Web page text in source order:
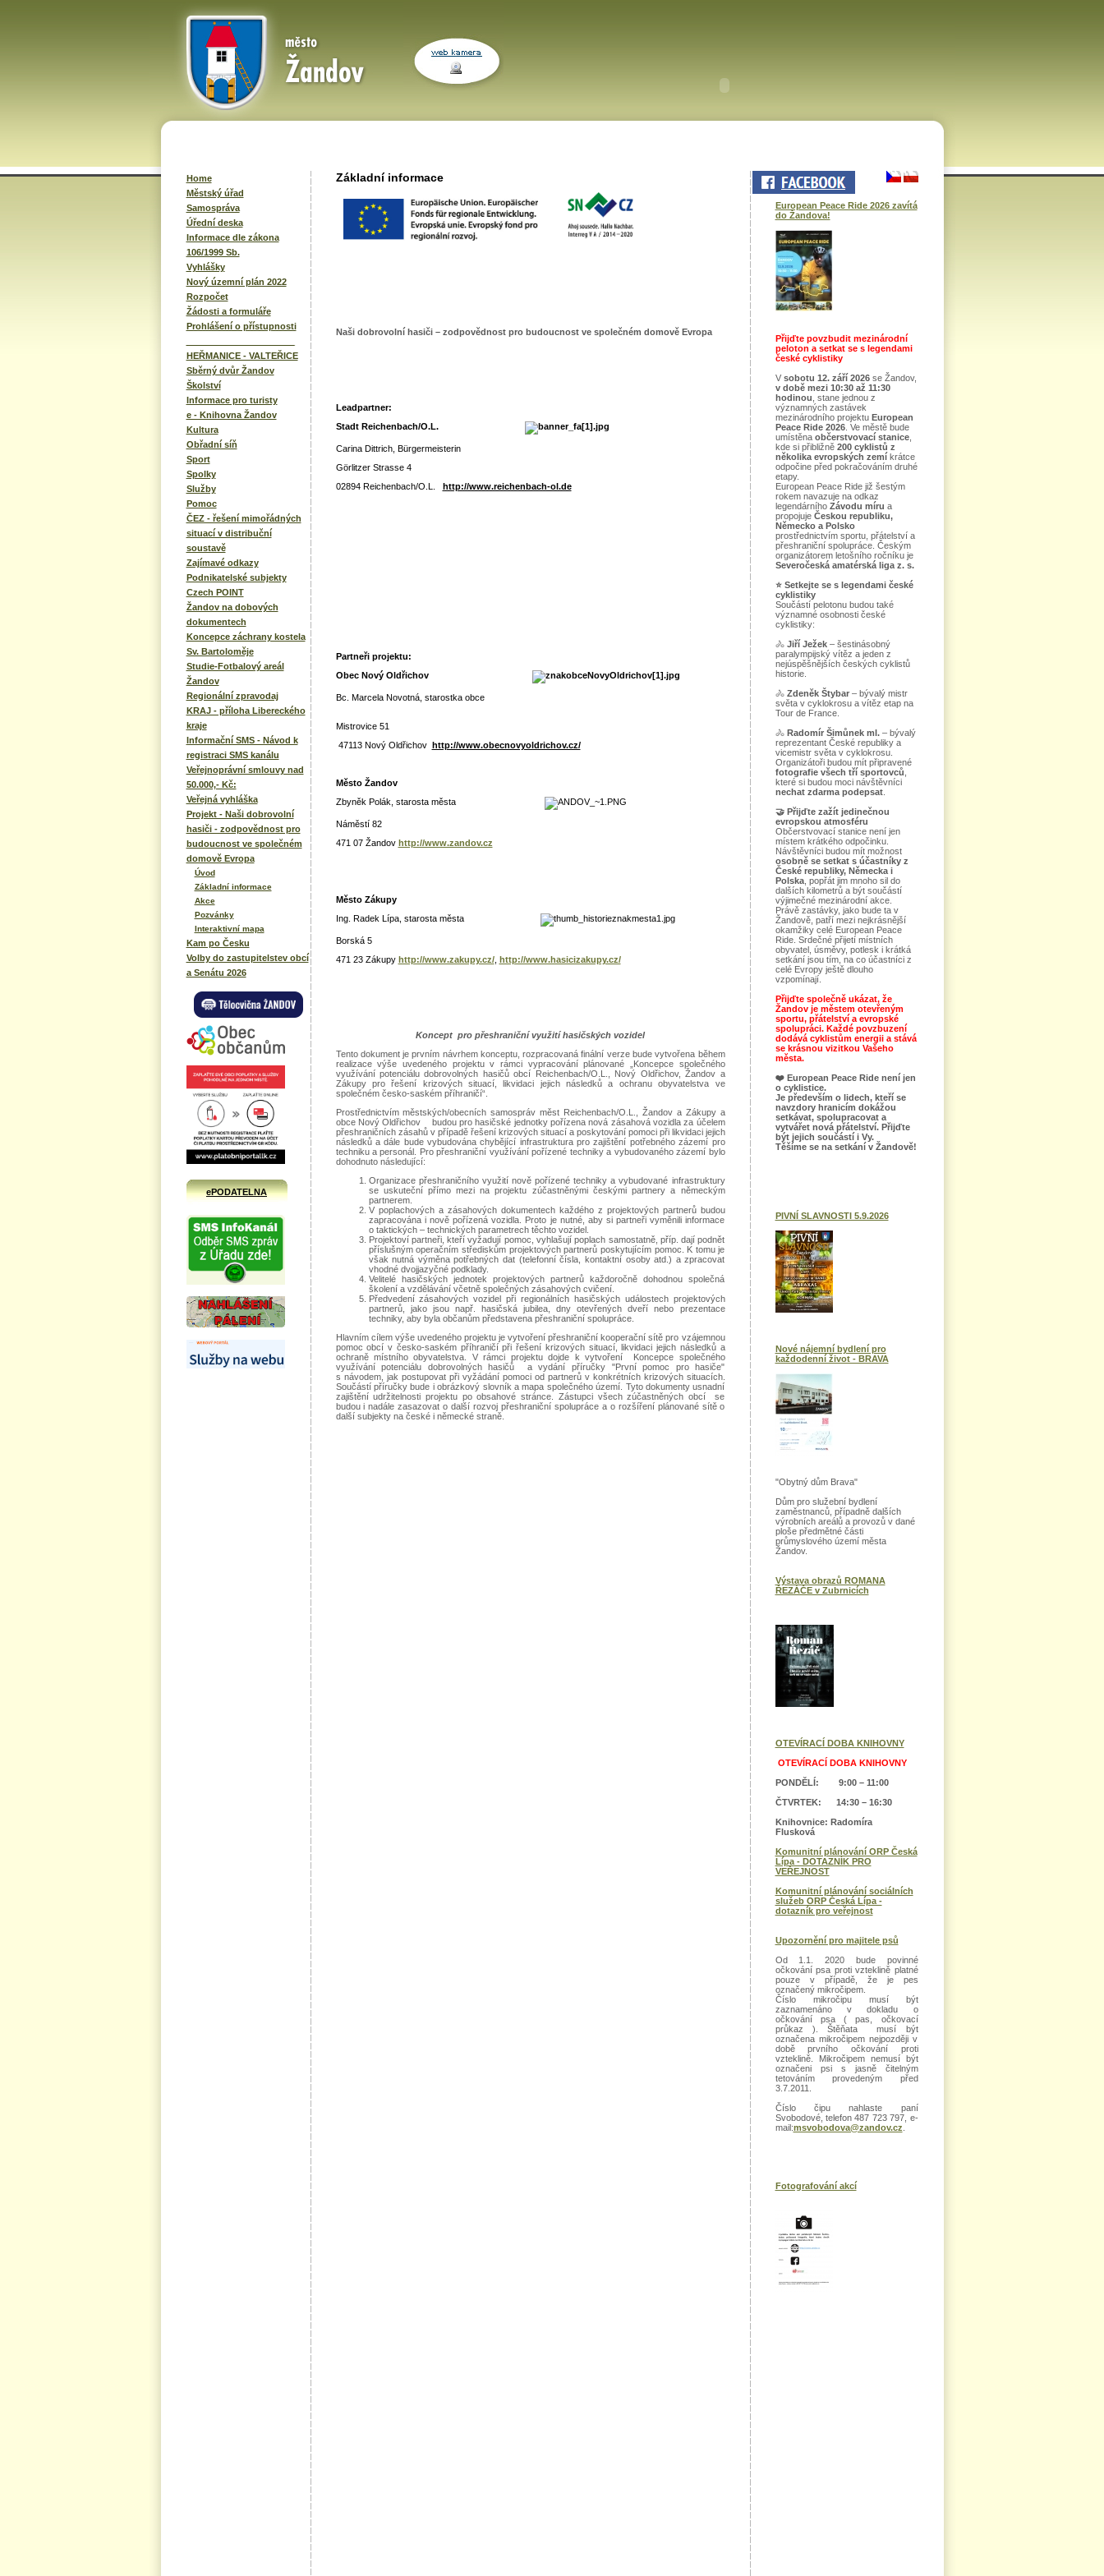
Home
Městský úřad
Samospráva
Úřední deska
Informace dle zákona
106/1999 Sb.
Vyhlášky
Nový územní plán 2022
Rozpočet
Žádosti a formuláře
Prohlášení o přístupnosti
HEŘMANICE - VALTEŘICE
Sběrný dvůr Žandov
Školství
Informace pro turisty
e - Knihovna Žandov
Kultura
Obřadní síň
Sport
Spolky
Služby
Pomoc
ČEZ - řešení mimořádných
situací v distribuční
soustavě
Zajímavé odkazy
Podnikatelské subjekty
Czech POINT
Žandov na dobových
dokumentech
Koncepce záchrany kostela
Sv. Bartoloměje
Studie-Fotbalový areál
Žandov
Regionální zpravodaj
KRAJ - příloha Libereckého
kraje
Informační SMS - Návod k
registraci SMS kanálu
Veřejnoprávní smlouvy nad
50.000,- Kč:
Veřejná vyhláška
Projekt - Naši dobrovolní
hasiči - zodpovědnost pro
budoucnost ve společném
domově Evropa
Úvod
Základní informace
Akce
Pozvánky
Interaktivní mapa
Kam po Česku
Volby do zastupitelstev obcí
a Senátu 2026
ePODATELNA
European Peace Ride 2026 zavítá
do Žandova!
Přijďte povzbudit mezinárodní
peloton a setkat se s legendami
české cyklistiky
V sobotu 12. září 2026se Žandov,
v době mezi 10:30 až 11:30
hodinou , stane jednou z
významných zastávek
mezinárodního projektu European
Peace Ride 2026. Ve městě bude
umístěna občerstvovací stanice,
kde si přibližně 200 cyklistů z
několika evropských zemíkrátce
odpočine před pokračováním druhé
etapy.
European Peace Ride již šestým
rokem navazuje na odkaz
legendárního Závodu míru a
propojuje Českou republiku,
Německo a Polsko
prostřednictvím sportu, přátelství a
přeshraniční spolupráce. Českým
organizátorem letošního ročníku je
Severočeská amatérská liga z. s.
⭐Setkejte se s legendami české
cyklistiky
Součástí pelotonu budou také
významné osobnosti české
cyklistiky:
🚴 Jiří Ježek– šestinásobný
paralympijský vítěz a jeden z
nejúspěšnějších českých cyklistů
historie.
🚴 Zdeněk Štybar– bývalý mistr
světa v cyklokrosu a vítěz etap na
Tour de France.
🚴 Radomír Šimůnek ml.– bývalý
reprezentant České republiky a
vicemistr světa v cyklokrosu.
Organizátoři budou mít připravené
fotografie všech tří sportovců
které si budou moci návštěvníci
nechat zdarma podepsat.
🤝Přijďte zažít jedinečnou
evropskou atmosféru
Občerstvovací stanice není jen
místem krátkého odpočinku.
Návštěvníci budou mít možnost
osobně se setkat s účastníky z
České republiky, Německa i
Polska, popřát jim mnoho sil do
dalších kilometrů a být součástí
výjimečné mezinárodní akce.
Právě zastávky, jako bude ta v
Žandově, patří mezi nejkrásnější
okamžiky celé European Peace
Ride. Srdečné přijetí místních
obyvatel, úsměvy, potlesk i krátká
setkání jsou tím, na co účastníci z
celé Evropy ještě dlouho
vzpomínají.
Přijďte společně ukázat, že
Žandov je městem otevřeným
sportu, přátelství a evropské
spolupráci. Každé povzbuzení
dodává cyklistům energii a stává
se krásnou vizitkou Vašeho
města.
❤️European Peace Ride není jen
o cyklistice.
Je především o lidech, kteří se
navzdory hranicím dokážou
setkávat, spolupracovat a
vytvářet nová přátelství. Přijďte
být jejich součástí i Vy.
Těšíme se na setkání v Žandově!
PIVNÍ SLAVNOSTI 5.9.2026
Nové nájemní bydlení pro
každodenní život - BRAVA
"Obytný dům Brava"
Dům pro služební bydlení
zaměstnanců, případně dalších
výrobních areálů a provozů v dané
ploše předmětné části
průmyslového území města
Žandov.
Výstava obrazů ROMANA
ŘEZÁČE v Zubrnicích
OTEVÍRACÍ DOBA KNIHOVNY
OTEVÍRACÍ DOBA KNIHOVNY
PONDĚLÍ: 9:00 – 11:00
ČTVRTEK: 14:30 – 16:30
Knihovnice: Radomíra
Flusková
Komunitní plánování ORP Česká
Lípa - DOTAZNÍK PRO
VEŘEJNOST
Komunitní plánování sociálních
služeb ORP Česká Lípa -
dotazník pro veřejnost
Upozornění pro majitele psů
Od 1.1. 2020 bude povinné
očkování psa proti vzteklině platné
pouze v případě, že je pes
označený mikročipem.
Číslo mikročipu musí být
zaznamenáno v dokladu o
očkování psa ( pas, očkovací
průkaz ). Štěňata musí být
označena mikročipem nejpozději v
době prvního očkování proti
vzteklině. Mikročipem nemusí být
označeni psi s jasně čitelným
tetováním provedeným před
3.7.2011.
Číslo čipu nahlaste paní
Svobodové, telefon 487 723 797, e-
mail:msvobodova@zandov.cz
Fotografování akcí
Základní informace
Naši dobrovolní hasiči – zodpovědnost pro budoucnost ve společném domově Evropa
Leadpartner:
Stadt Reichenbach/O.L.
Carina Dittrich, Bürgermeisterin
Görlitzer Strasse 4
02894 Reichenbach/O.L. http://www.reichenbach-ol.de
Partneři projektu:
Obec Nový Oldřichov
Bc. Marcela Novotná, starostka obce
Mistrovice 51
47113 Nový Oldřichov http://www.obecnovyoldrichov.cz/
Město Žandov
Zbyněk Polák, starosta města
Náměstí 82
471 07 Žandov http://www.zandov.cz
Město Zákupy
Ing. Radek Lípa, starosta města
Borská 5
471 23 Zákupy http://www.zakupy.cz/, http://www.hasicizakupy.cz/
Koncept pro přeshraniční využití hasičských vozidel
Tento dokument je prvním návrhem konceptu, rozpracovaná finální verze bude vytvořena během
realizace výše uvedeného projektu v rámci vypracování plánované „Koncepce společného
využívání potenciálu dobrovolných hasičů obcí Reichenbach/O.L., Nový Oldřichov, Žandov a
Zákupy pro řešení krizových situací, likvidaci jejich následků a ochranu obyvatelstva ve
společném česko-saském příhraničí“.
Prostřednictvím městských/obecních samospráv měst Reichenbach/O.L., Žandov a Zákupy a
obce Nový Oldřichov budou pro hasičské jednotky pořízena nová zásahová vozidla za účelem
přeshraničních zásahů v případě řešení krizových situací a poskytování pomoci při likvidaci jejich
následků a dále bude vybudována chybějící infrastruktura pro zajištění potřebného zázemí pro
techniku a personál. Pro přeshraniční využívání pořízené techniky a vybudovaného zázemí bylo
dohodnuto následující:
Organizace přeshraničního využití nově pořízené techniky a vybudované infrastruktury
se uskuteční přímo mezi na projektu zúčastněnými českými partnery a německým
partnerem.
V poplachových a zásahových dokumentech každého z projektových partnerů budou
zapracována i nově pořízená vozidla. Proto je nutné, aby si partneři vyměnili informace
o taktických – technických parametrech těchto vozidel.
Projektoví partneři, kteří vyžadují pomoc, vyhlašují poplach samostatně, příp. dají podnět
příslušným operačním střediskům projektových partnerů poskytujícím pomoc. K tomu je
však nutná výměna potřebných dat (telefonní čísla, kontaktní osoby atd.) a zpracovat
vhodné dvojjazyčné podklady.
Velitelé hasičských jednotek projektových partnerů každoročně dohodnou společná
školení a vzdělávání včetně společných zásahových cvičení.
Předvedení zásahových vozidel při regionálních hasičských událostech projektových
partnerů, jako jsou např. hasičská jubilea, dny otevřených dveří nebo prezentace
techniky, aby byla občanům představena přeshraniční spolupráce.
Hlavním cílem výše uvedeného projektu je vytvoření přeshraniční kooperační sítě pro vzájemnou
pomoc obcí v česko-saském příhraničí při řešení krizových situací, likvidaci jejich následků a
ochraně místního obyvatelstva. V rámci projektu dojde k vytvoření Koncepce společného
využívání potenciálu dobrovolných hasičů a vydání příručky "První pomoc pro hasiče"
s návodem, jak postupovat při vyžádání pomoci od partnerů v konkrétních krizových situacích.
Součástí příručky bude i obrázkový slovník a mapa společného území. Tyto dokumenty usnadní
zajištění udržitelnosti projektu po obsahové stránce. Zástupci všech zúčastněných obcí se
budou i nadále zasazovat o další rozvoj přeshraniční spolupráce a o rozšíření plánované sítě o
další subjekty na české i německé straně.